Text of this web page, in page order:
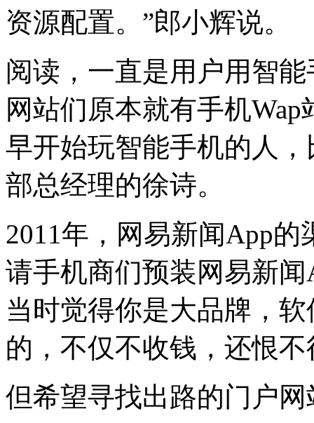
资源配置。”郎小辉说。
阅读，一直是用户用智
网站们原本就有手机
早开始玩智能手机的人
部总经理的徐诗。
2011年，网易新闻App
请手机商们预装网易新
当时觉得你是大品牌，
的，不仅不收钱，还恨
但希望寻找出路的门户